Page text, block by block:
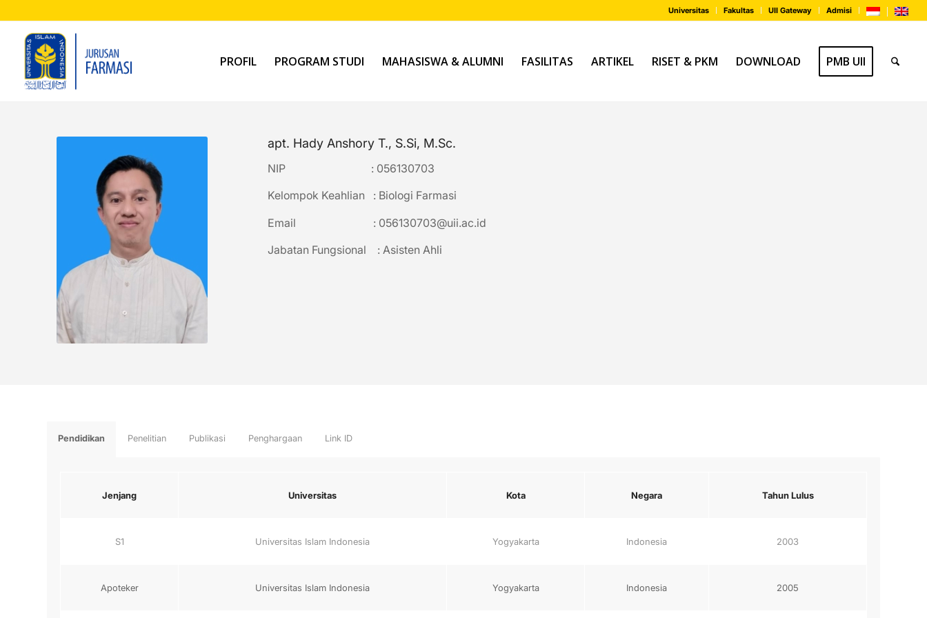
Universitas Fakultas UII Gateway Admisi
PROFIL PROGRAM STUDI MAHASISWA & ALUMNI FASILITAS ARTIKEL RISET & PKM DOWNLOAD PMB UII
apt. Hady Anshory T., S.Si, M.Sc.
NIP : 056130703
Kelompok Keahlian : Biologi Farmasi
Email : 056130703@uii.ac.id
Jabatan Fungsional : Asisten Ahli
Pendidikan Penelitian Publikasi Penghargaan Link ID
Jenjang Universitas Kota Negara Tahun Lulus
S1 Universitas Islam Indonesia Yogyakarta Indonesia 2003
Apoteker Universitas Islam Indonesia Yogyakarta Indonesia 2005